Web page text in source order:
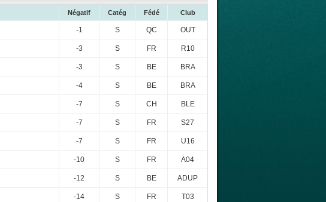
Négatif Catég Fédé Club
-1 S QC OUT
-3 S FR R10
-3 S BE BRA
-4 S BE BRA
-7 S CH BLE
-7 S FR S27
-7 S FR U16
-10 S FR A04
-12 S BE ADUP
-14 S FR T03